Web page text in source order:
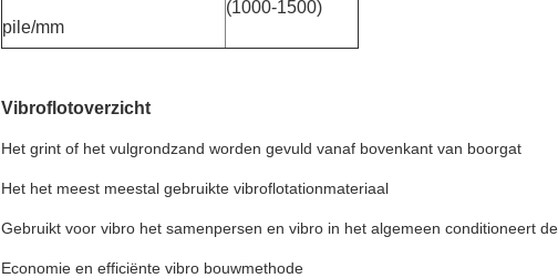
pile/mm
(1000-1500)
Vibroflotoverzicht
Het grint of het vulgrondzand worden gevuld vanaf bovenkant van boorgat
Het het meest meestal gebruikte vibroflotationmateriaal
Gebruikt voor vibro het samenpersen en vibro in het algemeen conditioneert
Economie en efficiënte vibro bouwmethode